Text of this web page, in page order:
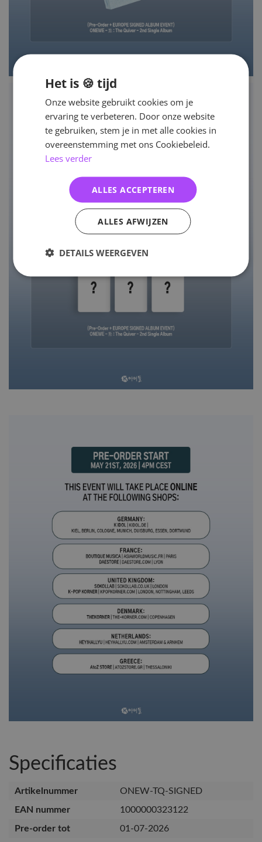
Specificaties
Artikelnummer
ONEW-TQ-SIGNED
EAN nummer
1000000323122
Pre-order tot
01-07-2026
Het is 🍪 tijd
Onze website gebruikt cookies om je
ervaring te verbeteren. Door onze website
te gebruiken, stem je in met alle cookies in
overeenstemming met ons Cookiebeleid.
Lees verder
ALLES ACCEPTEREN
ALLES AFWIJZEN
DETAILS WEERGEVEN